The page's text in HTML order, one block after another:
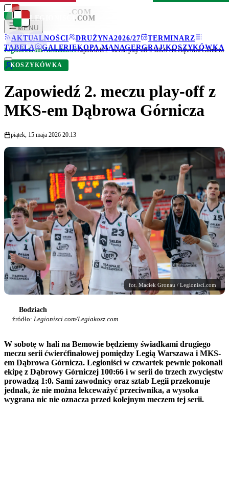
LEGIONISCI .COM
MENU
AKTUALNOŚCI
DRUŻYNA2026/27
TERMINARZ
TABELA
GALERIEKOPA MANAGERGRAJ!KOSZYKÓWKA
LEGIONISCI .COM
Legionisci.com/Aktualności/Zapowiedź 2. meczu play-off z MKS-em Dąbrowa Górnicza
KOSZYKÓWKA
Zapowiedź 2. meczu play-off z
MKS-em Dąbrowa Górnicza
piątek, 15 maja 2026 20:13
fot. Maciek Gronau / Legionisci.com
Bodziach
źródło: Legionisci.com/Legiakosz.com
W sobotę w hali na Bemowie będziemy świadkami drugiego
meczu serii ćwierćfinałowej pomiędzy Legią Warszawa i MKS-
em Dąbrowa Górnicza. Legioniści w czwartek pewnie pokonali
ekipę z Dąbrowy Górniczej 100:66 i w serii do trzech zwycięstw
prowadzą 1:0. Sami zawodnicy oraz sztab Legii przekonuje
jednak, że nie można lekceważyć przeciwnika, a wysoka
wygrana nic nie oznacza przed kolejnym meczem tej serii.